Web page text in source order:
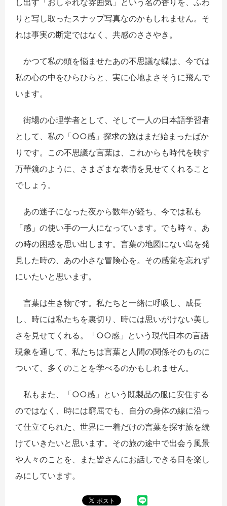
りと写し取ったスナップ写真なのかもしれません。そ
れは事実の断定ではなく、共感のささやき。
かつて私の頭を悩ませたあの不思議な蝶は、今では
私の心の中をひらひらと、実に心地よさそうに飛んで
います。
街場の心理学者として、そして一人の日本語学習者
として、私の「○○感」探求の旅はまだ始まったばか
りです。この不思議な言葉は、これからも時代を映す
万華鏡のように、さまざまな表情を見せてくれること
でしょう。
あの迷子になった夜から数年が経ち、今では私も
「感」の使い手の一人になっています。でも時々、あ
の時の困惑を思い出します。言葉の地図にない島を発
見した時の、あの小さな冒険心を。その感覚を忘れず
にいたいと思います。
言葉は生き物です。私たちと一緒に呼吸し、成長
し、時には私たちを裏切り、時には思いがけない美し
さを見せてくれる。「○○感」という現代日本の言語
現象を通して、私たちは言葉と人間の関係そのものに
ついて、多くのことを学べるのかもしれません。
私もまた、「○○感」という既製品の服に安住する
のではなく、時には窮屈でも、自分の身体の線に沿っ
て仕立てられた、世界に一着だけの言葉を探す旅を続
けていきたいと思います。その旅の途中で出会う風景
や人々のことを、また皆さんにお話しできる日を楽し
みにしています。